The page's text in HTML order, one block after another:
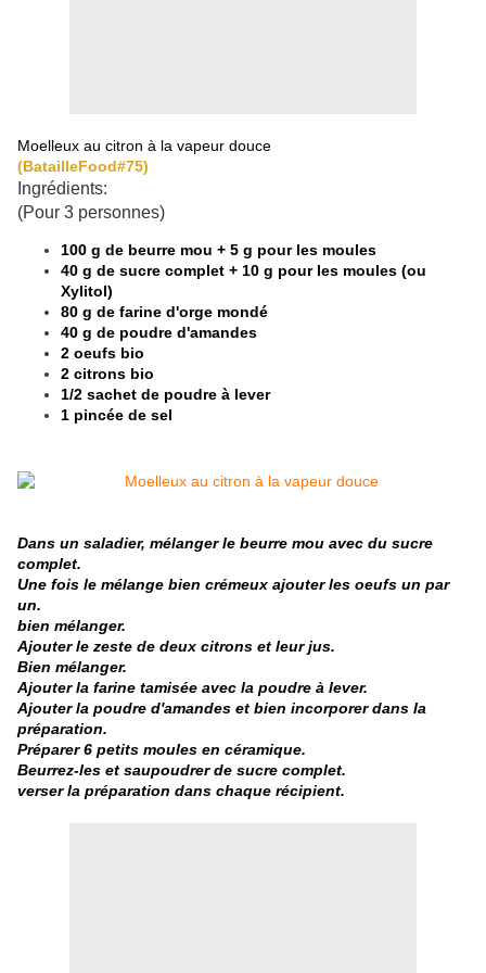
Moelleux au citron à la vapeur douce
(BatailleFood#75)
Ingrédients:
(Pour 3 personnes)
100 g de beurre mou + 5 g pour les moules
40 g de sucre complet + 10 g pour les moules (ou
Xylitol)
80 g de farine d'orge mondé
40 g de poudre d'amandes
2 oeufs bio
2 citrons bio
1/2 sachet de poudre à lever
1 pincée de sel
Dans un saladier, mélanger le beurre mou avec du sucre
complet.
Une fois le mélange bien crémeux ajouter les oeufs un par
un.
bien mélanger.
Ajouter le zeste de deux citrons et leur jus.
Bien mélanger.
Ajouter la farine tamisée avec la poudre à lever.
Ajouter la poudre d'amandes et bien incorporer dans la
préparation.
Préparer 6 petits moules en céramique.
Beurrez-les et saupoudrer de sucre complet.
verser la préparation dans chaque récipient.